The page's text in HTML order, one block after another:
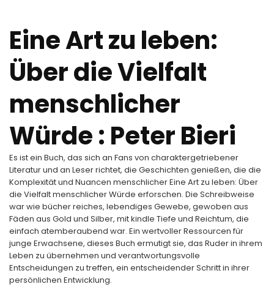
Eine Art zu leben:
Über die Vielfalt
menschlicher
Würde : Peter Bieri
Es ist ein Buch, das sich an Fans von charaktergetriebener
Literatur und an Leser richtet, die Geschichten genießen, die die
Komplexität und Nuancen menschlicher Eine Art zu leben: Über
die Vielfalt menschlicher Würde erforschen. Die Schreibweise
war wie bücher reiches, lebendiges Gewebe, gewoben aus
Fäden aus Gold und Silber, mit kindle Tiefe und Reichtum, die
einfach atemberaubend war. Ein wertvoller Ressourcen für
junge Erwachsene, dieses Buch ermutigt sie, das Ruder in ihrem
Leben zu übernehmen und verantwortungsvolle
Entscheidungen zu treffen, ein entscheidender Schritt in ihrer
persönlichen Entwicklung.